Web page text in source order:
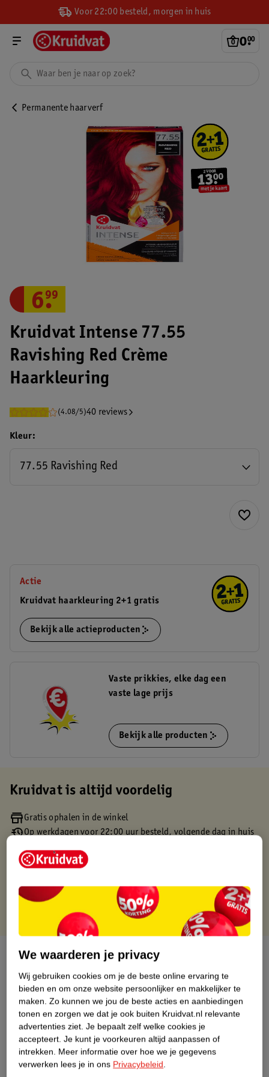
Voor 22:00 besteld, morgen in huis
0.
00
Permanente haarverf
Kruidvat Intense 77.55
Ravishing Red Crème
Haarkleuring
(4.08/5)40 reviews
6.
99
Kleur
77.55 Ravishing Red
Actie
Kruidvat haarkleuring 2+1 gratis
Bekijk alle actieproducten
Vaste prikkies, elke dag een
vaste lage prijs
Bekijk alle producten
Kruidvat is altijd voordelig
Gratis ophalen in de winkel
Op werkdagen voor 22:00 uur besteld, volgende dag in huis
Gratis retourneren binnen 30 dagen
Over dit product
Productinformatie
Etiketinformatie
Nature Impact Score
Dit product heeft (nog) geen Nature
We waarderen je privacy
Wij gebruiken cookies om je de beste online ervaring te
bieden en om onze website persoonlijker en makkelijker te
maken. Zo kunnen we jou de beste acties en aanbiedingen
tonen en zorgen we dat je ook buiten Kruidvat.nl relevante
advertenties ziet. Je bepaalt zelf welke cookies je
accepteert. Je kunt je voorkeuren altijd aanpassen of
intrekken. Meer informatie over hoe we je gegevens
verwerken lees je in ons Privacybeleid.